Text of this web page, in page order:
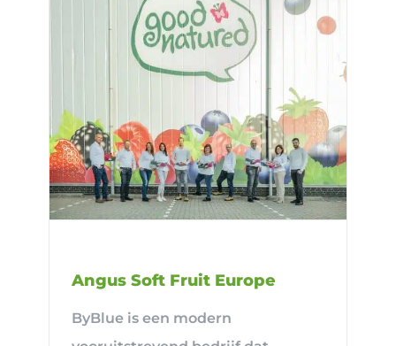
Angus Soft Fruit Europe
ByBlue is een modern